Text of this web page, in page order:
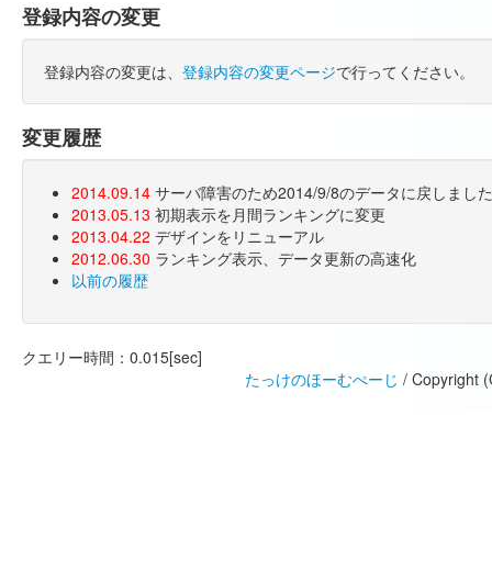
登録内容の変更
登録内容の変更は、 登録内容の変更ページで行ってください。
変更履歴
2014.09.14 サーバ障害のため2014/9/8のデータに戻しまし
2013.05.13 初期表示を月間ランキングに変更
2013.04.22 デザインをリニューアル
2012.06.30 ランキング表示、データ更新の高速化
以前の履歴
クエリー時間：0.015[sec]
たっけのほーむぺーじ / Copyright